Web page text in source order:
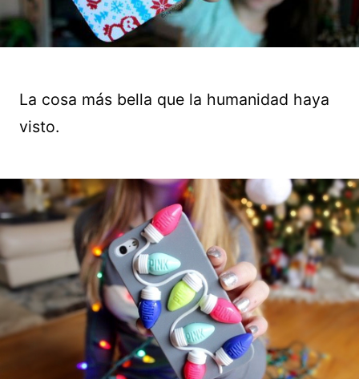
La cosa más bella que la humanidad haya
visto.